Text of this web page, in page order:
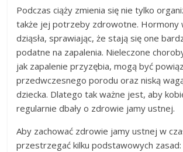
Podczas ciąży zmienia się nie tylko
także jej potrzeby zdrowotne. Hormony
dziąsła, sprawiając, że stają się one
podatne na zapalenia. Nieleczone
jak zapalenie przyzębia, mogą być
przedwczesnego porodu oraz niską
dziecka. Dlatego tak ważne jest, aby
regularnie dbały o zdrowie jamy ustnej.
Aby zachować zdrowie jamy ustnej w
przestrzegać kilku podstawowych zasad: